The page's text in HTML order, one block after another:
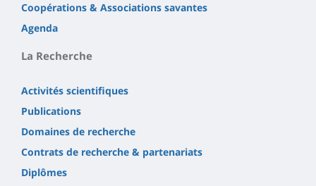
Coopérations & Associations savantes
Agenda
La Recherche
Activités scientifiques
Publications
Domaines de recherche
Contrats de recherche & partenariats
Diplômes